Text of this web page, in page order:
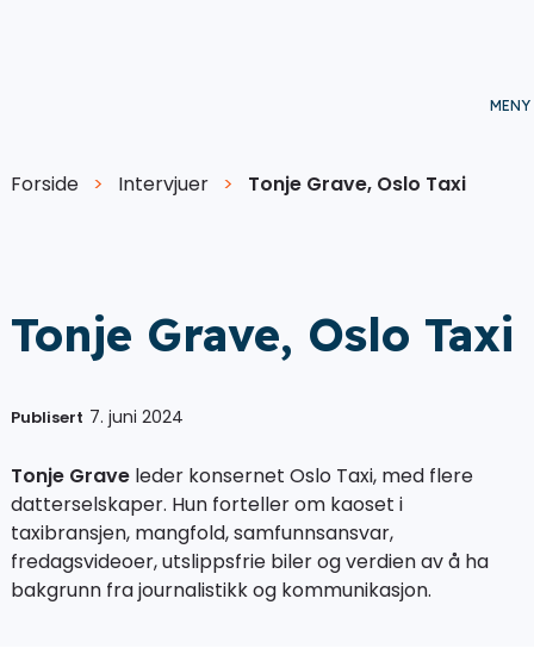
Forside > Intervjuer > Tonje Grave, Oslo Taxi
Tonje Grave, Oslo Taxi
Publisert 7. juni 2024
Tonje Grave leder konsernet Oslo Taxi, med flere
datterselskaper. Hun forteller om kaoset i
taxibransjen, mangfold, samfunnsansvar,
fredagsvideoer, utslippsfrie biler og verdien av å ha
bakgrunn fra journalistikk og kommunikasjon.